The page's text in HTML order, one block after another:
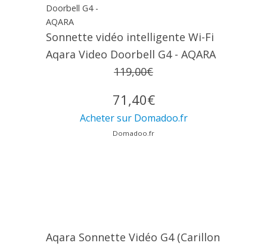
Sonnette vidéo intelligente Wi-Fi
Aqara Video Doorbell G4 - AQARA
119,00€
71,40€
Acheter sur Domadoo.fr
Domadoo.fr
Aqara Sonnette Vidéo G4 (Carillon